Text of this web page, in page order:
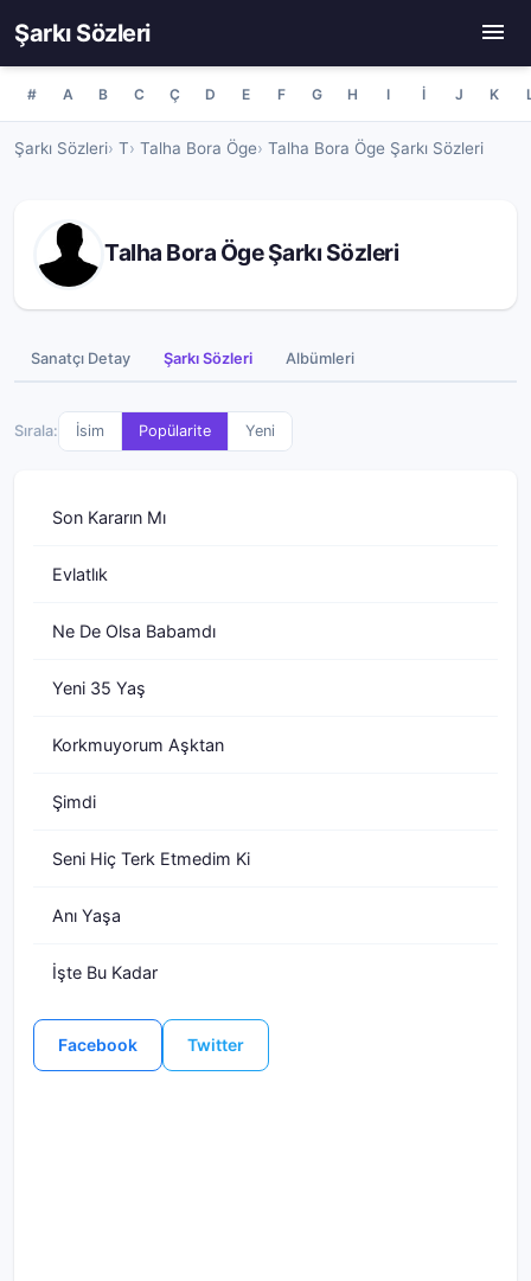
Şarkı Sözleri
# A B C Ç D E F G H I İ J K
Şarkı Sözleri T Talha Bora Öge Talha Bora Öge Şarkı Sözleri
Talha Bora Öge Şarkı Sözleri
Sanatçı Detay Şarkı Sözleri Albümleri
Sırala: İsim Popülarite Yeni
Son Kararın Mı
Evlatlık
Ne De Olsa Babamdı
Yeni 35 Yaş
Korkmuyorum Aşktan
Şimdi
Seni Hiç Terk Etmedim Ki
Anı Yaşa
İşte Bu Kadar
Facebook Twitter